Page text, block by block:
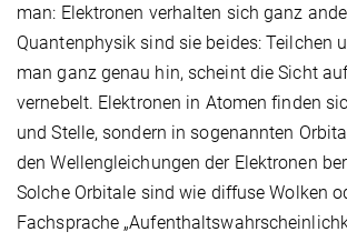
man: Elektronen verhalten sich ganz
Quantenphysik sind sie beides: Teilchen
man ganz genau hin, scheint die Sicht
vernebelt. Elektronen in Atomen finden
und Stelle, sondern in sogenannten
den Wellengleichungen der Elektronen
Solche Orbitale sind wie diffuse Wolken
Fachsprache